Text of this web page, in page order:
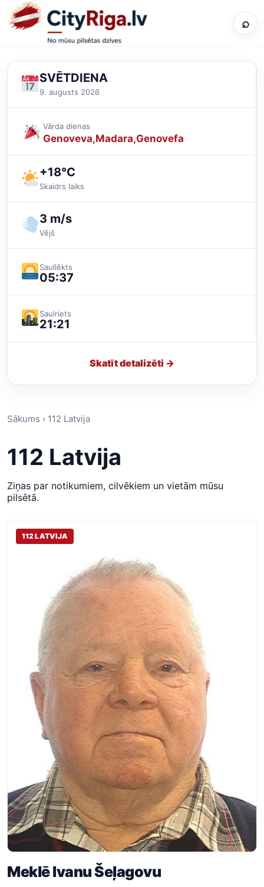
⌕
SVĒTDIENA
9. augusts 2026
Vārda dienas
Genoveva Madara Genovefa
+18°C
Skaidrs laiks
3 m/s
Vējš
Saullēkts
05:37
Saulriets
21:21
Skatīt detalizēti →
Sākums › 112 Latvija
112 Latvija
Ziņas par notikumiem, cilvēkiem un vietām mūsu
pilsētā.
112 LATVIJA
Meklē Ivanu Šeļagovu